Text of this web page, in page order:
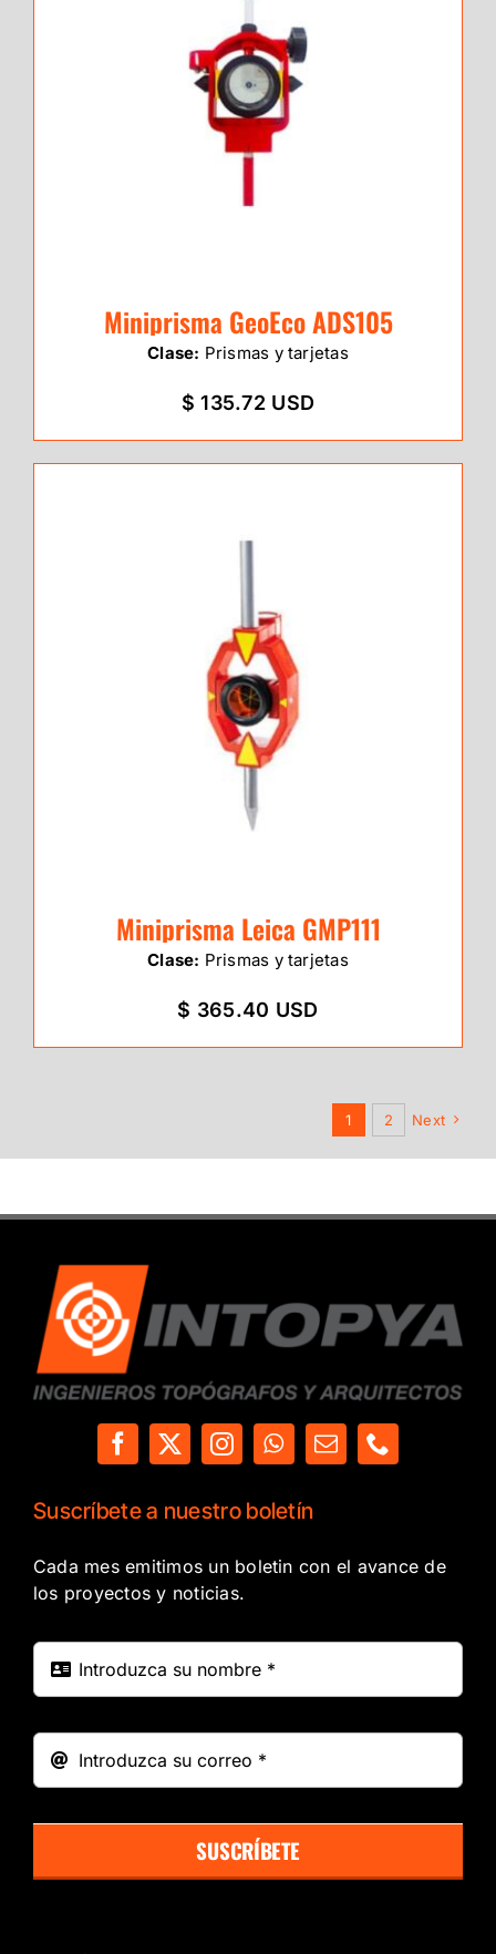
Miniprisma GeoEco ADS105
Clase: Prismas y tarjetas
$ 135.72 USD
Miniprisma Leica GMP111
Clase: Prismas y tarjetas
$ 365.40 USD
1 2 Next
Suscríbete a nuestro boletín
Cada mes emitimos un boletin con el avance de
los proyectos y noticias.
SUSCRÍBETE